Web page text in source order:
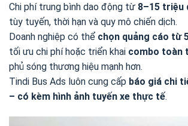
Chi phí trung bình dao động từ 8–15 triệu
tùy tuyến, thời hạn và quy mô chiến dịch.
Doanh nghiệp có thể chọn quảng cáo từ
tối ưu chi phí hoặc triển khai combo toàn
phủ sóng thương hiệu mạnh hơn.
Tindi Bus Ads luôn cung cấp báo giá chi
– có kèm hình ảnh tuyến xe thực tế.